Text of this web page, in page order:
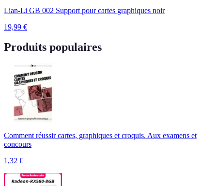
Lian-Li GB 002 Support pour cartes graphiques noir
19,99 €
Produits populaires
Comment réussir cartes, graphiques et croquis. Aux examens et
concours
1,32 €